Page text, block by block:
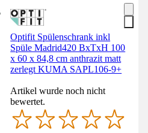
Optifit Spülenschrank inkl
Spüle Madrid420 BxTxH 100
x 60 x 84,8 cm anthrazit matt
zerlegt KUMA SAPL106-9+
Artikel wurde noch nicht
bewertet.